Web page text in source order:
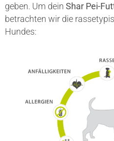
geben. Um dein Shar Pei-
betrachten wir die
Hundes: